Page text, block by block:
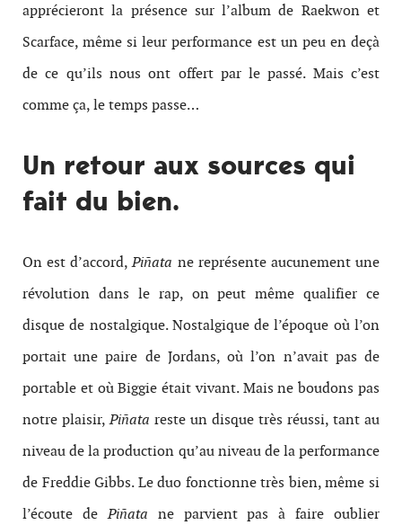
apprécieront la présence sur l’album de Raekwon et
Scarface, même si leur performance est un peu en deçà
de ce qu’ils nous ont offert par le passé. Mais c’est
comme ça, le temps passe…
Un retour aux sources qui
fait du bien.
On est d’accord,Piñata ne représente aucunement une
révolution dans le rap, on peut même qualifier ce
disque de nostalgique. Nostalgique de l’époque où l’on
portait une paire de Jordans, où l’on n’avait pas de
portable et où Biggie était vivant. Mais ne boudons pas
notre plaisir,Piñata reste un disque très réussi, tant au
niveau de la production qu’au niveau de la performance
de Freddie Gibbs. Le duo fonctionne très bien, même si
l’écoute dePiñata ne parvient pas à faire oublier